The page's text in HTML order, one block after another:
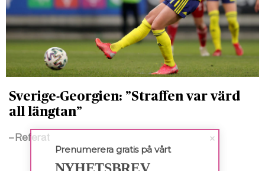
Sverige-Georgien: ”Straffen var värd
all längtan”
– Referat
Prenumerera gratis på vårt
NYHETSBREV